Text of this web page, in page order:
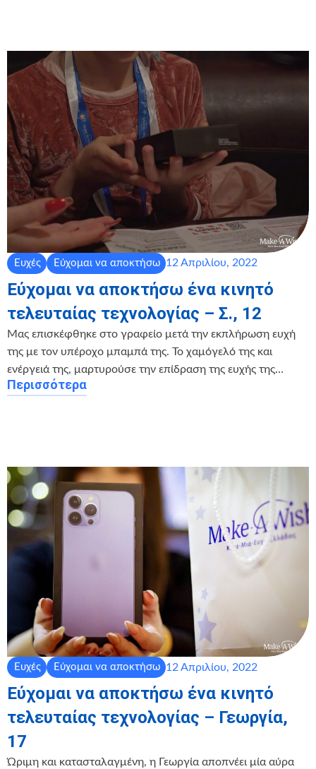
Ευχές Εύχομαι να αποκτήσω 12 Απριλίου, 2022
Εύχομαι να αποκτήσω ένα κινητό
τελευταίας τεχνολογίας – Σ., 12
Μας επισκέφθηκε στο γραφείο μετά την εκπλήρωση ευχή
της με τον υπέροχο μπαμπά της. Το χαμόγελό της και
ενέργειά της, μαρτυρούσε την επίδραση της ευχής της…
Περισσότερα
Ευχές Εύχομαι να αποκτήσω 12 Απριλίου, 2022
Εύχομαι να αποκτήσω ένα κινητό
τελευταίας τεχνολογίας – Γεωργία,
17
Ώριμη και κατασταλαγμένη, η Γεωργία αποπνέει μία αύρα